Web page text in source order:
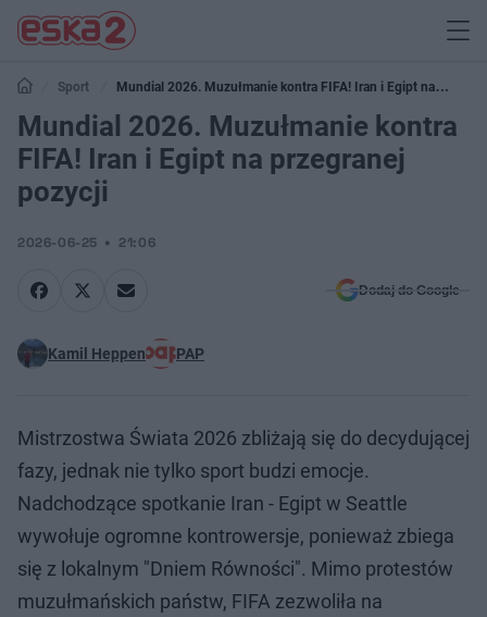
Sport
Mundial 2026. Muzułmanie kontra FIFA! Iran i Egipt na
przegranej pozycji
Mundial 2026. Muzułmanie kontra
FIFA! Iran i Egipt na przegranej
pozycji
2026-06-25 21:06
Dodaj do Google
Kamil Heppen PAP
Mistrzostwa Świata 2026 zbliżają się do decydującej
fazy, jednak nie tylko sport budzi emocje.
Nadchodzące spotkanie Iran - Egipt w Seattle
wywołuje ogromne kontrowersje, ponieważ zbiega
się z lokalnym "Dniem Równości". Mimo protestów
muzułmańskich państw, FIFA zezwoliła na